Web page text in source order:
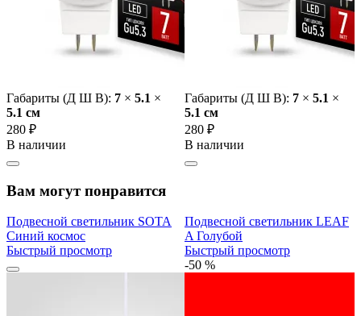
Габариты (Д Ш В): 7 × 5.1 ×
5.1 cм
280 ₽
В наличии
Габариты (Д Ш В): 7 × 5.1 ×
5.1 cм
280 ₽
В наличии
Вам могут понравится
Подвесной светильник SOTA
Синий космос
Быстрый просмотр
Подвесной светильник LEAF
A Голубой
Быстрый просмотр
-50 %